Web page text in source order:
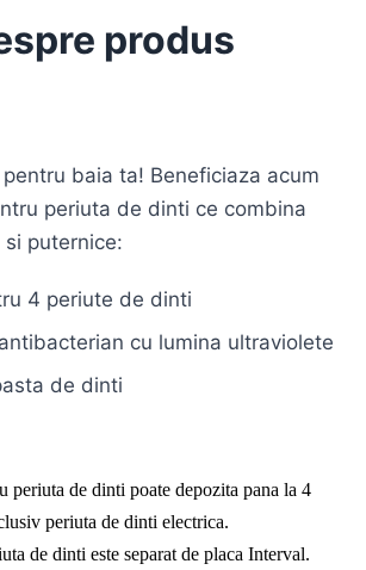
produs
baia ta! Beneficiaza acum
periuta de dinti ce combina
puternice:
4 periute de dinti
cu lumina ultraviolete
de dinti
periuta de dinti poate depozita pana la 4
periuta de dinti electrica.
de dinti este separat de placa Interval.